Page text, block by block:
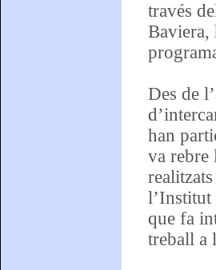
través
Baviera,
Des de
han
va rebre
l’Institut
que fa
treball a